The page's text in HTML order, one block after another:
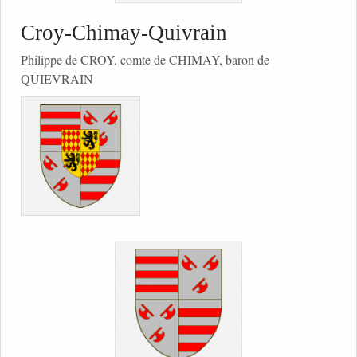
Croy-Chimay-Quivrain
Philippe de CROY, comte de CHIMAY, baron de
QUIEVRAIN